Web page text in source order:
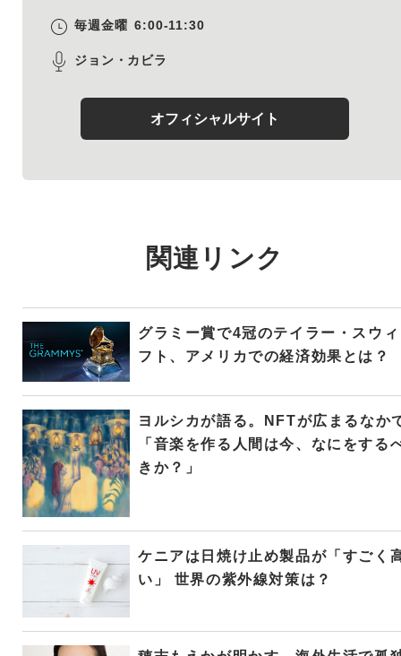
毎週金曜 6:00-11:30
ジョン・カビラ
オフィシャルサイト
関連リンク
グラミー賞で4冠のテイラー・スウィ
フト、アメリカでの経済効果とは？
ヨルシカが語る。NFTが広まるなか
「音楽を作る人間は今、なにをする
きか？」
ケニアは日焼け止め製品が「すごく
い」 世界の紫外線対策は？